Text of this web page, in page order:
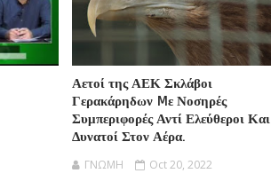
Αετοί της ΑΕΚ Σκλάβοι
Γερακάρηδων Mε Νοσηρές
Συμπεριφορές Αντί Ελεύθεροι Και
Δυνατοί Στον Αέρα.
ΓΝΩΜΗ Oct 20, 2022